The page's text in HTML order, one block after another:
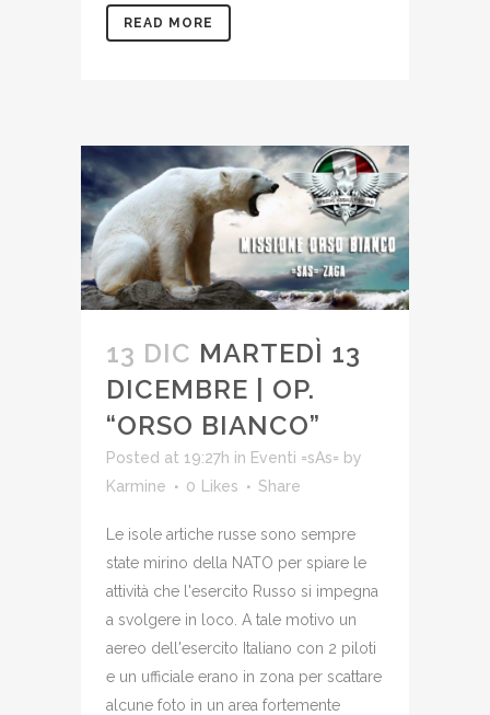
READ MORE
13 DIC MARTEDÌ 13
DICEMBRE | OP.
“ORSO BIANCO”
Posted at 19:27h in Eventi =sAs= by
Karmine
0 Likes Share
Le isole artiche russe sono sempre
state mirino della NATO per spiare le
attività che l'esercito Russo si impegna
a svolgere in loco. A tale motivo un
aereo dell'esercito Italiano con 2 piloti
e un ufficiale erano in zona per scattare
alcune foto in un area fortemente